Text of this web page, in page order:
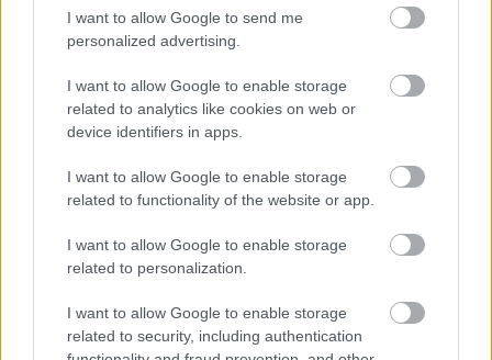
I want to allow Google to send me
personalized advertising.
I want to allow Google to enable storage
related to analytics like cookies on web or
device identifiers in apps.
I want to allow Google to enable storage
related to functionality of the website or app.
I want to allow Google to enable storage
related to personalization.
I want to allow Google to enable storage
related to security, including authentication
¿Recomendable?
Van der Heyden aterriza en Mallorca para reforzar el perfil
izquierdo de la defensa de tres centrales que suele alinear
Javier Aguirre, lastrada tras la salida de Nastasic. El belga
Raíllo y Valjent son titulares indiscutibles en el esquema del
técnico mexicano.
Los números del central en la última temporada de la Jupiter
Pro League fueron decentes y buenas en Europa League.
El estilo de juego del Mallorca puede favorecer que mejore
sus estadísticas en despejes, duelos e interceptaciones y se
incrementen sus notas en SofaScore. Sin ir más lejos,